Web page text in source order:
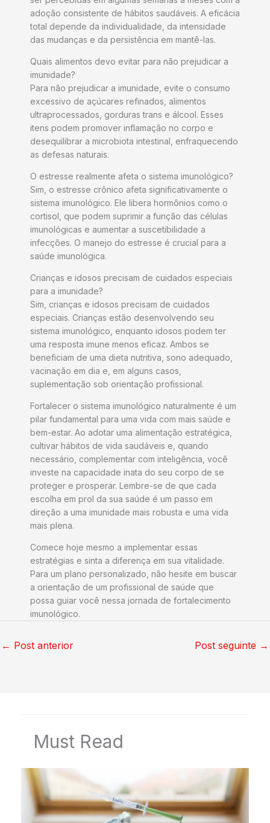
adoção consistente de hábitos saudáveis. A eficácia
total depende da individualidade, da intensidade
das mudanças e da persistência em mantê-las.
Quais alimentos devo evitar para não prejudicar a
imunidade?
Para não prejudicar a imunidade, evite o consumo
excessivo de açúcares refinados, alimentos
ultraprocessados, gorduras trans e álcool. Esses
itens podem promover inflamação no corpo e
desequilibrar a microbiota intestinal, enfraquecendo
as defesas naturais.
O estresse realmente afeta o sistema imunológico?
Sim, o estresse crônico afeta significativamente o
sistema imunológico. Ele libera hormônios como o
cortisol, que podem suprimir a função das células
imunológicas e aumentar a suscetibilidade a
infecções. O manejo do estresse é crucial para a
saúde imunológica.
Crianças e idosos precisam de cuidados especiais
para a imunidade?
Sim, crianças e idosos precisam de cuidados
especiais. Crianças estão desenvolvendo seu
sistema imunológico, enquanto idosos podem ter
uma resposta imune menos eficaz. Ambos se
beneficiam de uma dieta nutritiva, sono adequado,
vacinação em dia e, em alguns casos,
suplementação sob orientação profissional.
Fortalecer o sistema imunológico naturalmente é um
pilar fundamental para uma vida com mais saúde e
bem-estar. Ao adotar uma alimentação estratégica,
cultivar hábitos de vida saudáveis e, quando
necessário, complementar com inteligência, você
investe na capacidade inata do seu corpo de se
proteger e prosperar. Lembre-se de que cada
escolha em prol da sua saúde é um passo em
direção a uma imunidade mais robusta e uma vida
mais plena.
Comece hoje mesmo a implementar essas
estratégias e sinta a diferença em sua vitalidade.
Para um plano personalizado, não hesite em buscar
a orientação de um profissional de saúde que
possa guiar você nessa jornada de fortalecimento
imunológico.
← Post anterior Post seguinte →
Must Read